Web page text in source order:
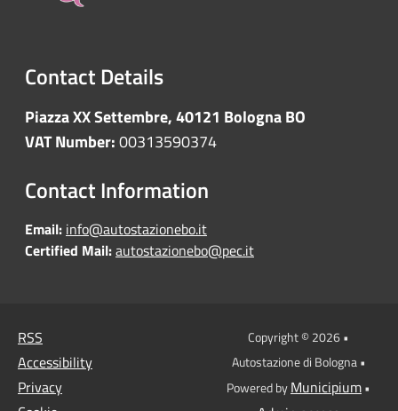
Contact Details
Piazza XX Settembre, 40121 Bologna BO
VAT Number:00313590374
Contact Information
Email: info@autostazionebo.it
Certified Mail:autostazionebo@pec.it
RSS
Accessibility
Privacy
Copyright © 2026 •
Autostazione di Bologna •
Powered byMunicipium•